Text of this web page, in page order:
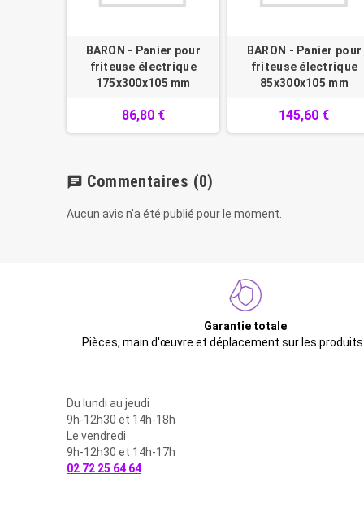
BARON - Panier pour
friteuse électrique
175x300x105 mm
86,80 €
BARON - Panier pour
friteuse électrique
85x300x105 mm
145,60 €
chat Commentaires (0)
Aucun avis n'a été publié pour le moment.
Garantie totale
Pièces, main d'œuvre et déplacement sur les
Du lundi au jeudi
9h-12h30 et 14h-18h
Le vendredi
9h-12h30 et 14h-17h
02 72 25 64 64